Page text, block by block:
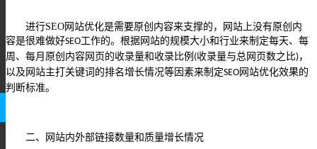
进行SEO网站优化是需要原创内容来支撑的，网站上没有原创内
容是很难做好SEO工作的。根据网站的规模大小和行业来制定每天、每
周、每月原创内容网页的收录量和收录比例 (收录量与总网页数之比)，
以及网站主打关键词的排名增长情况等因素来制定SEO网站优化效果的
判断标准。
二、网站内外部链接数量和质量增长情况